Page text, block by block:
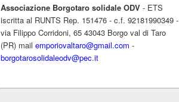
Associazione Borgotaro solidale ODV - ETS
iscritta al RUNTS Rep. 151476 - c.f. 92181990349 -
via Filippo Corridoni, 65 43043 Borgo val di Taro
(PR) mail emporiovaltaro@gmail.com -
borgotarosolidaleodv@pec.it